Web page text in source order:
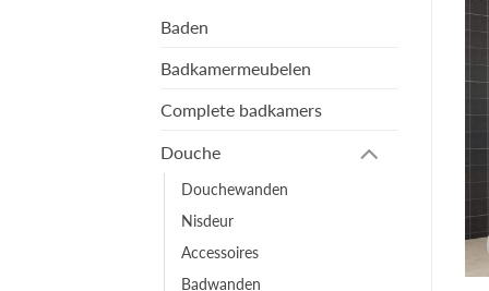
Baden
Badkamermeubelen
Complete badkamers
Douche
Douchewanden
Nisdeur
Accessoires
Badwanden